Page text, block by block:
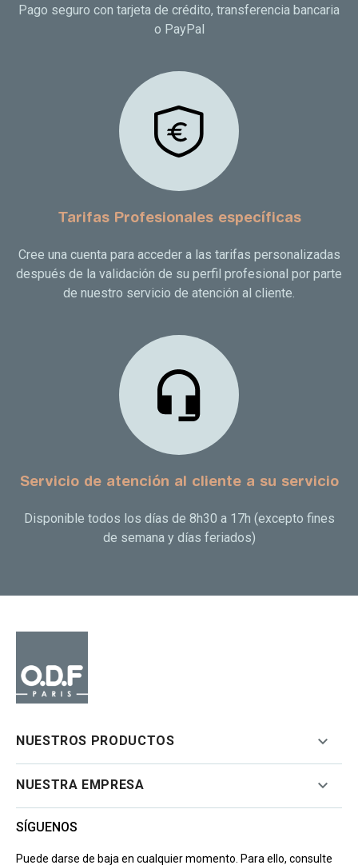
Pago seguro con tarjeta de crédito, transferencia bancaria
o PayPal
Tarifas Profesionales específicas
Cree una cuenta para acceder a las tarifas personalizadas
después de la validación de su perfil profesional por parte
de nuestro servicio de atención al cliente.
Servicio de atención al cliente a su servicio
Disponible todos los días de 8h30 a 17h (excepto fines
de semana y días feriados)
NUESTROS PRODUCTOS 
NUESTRA EMPRESA 
SÍGUENOS
Puede darse de baja en cualquier momento. Para ello, consulte